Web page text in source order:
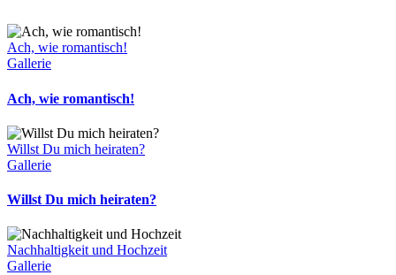
Ach, wie romantisch!
Gallerie
Ach, wie romantisch!
Willst Du mich heiraten?
Gallerie
Willst Du mich heiraten?
Nachhaltigkeit und Hochzeit
Gallerie